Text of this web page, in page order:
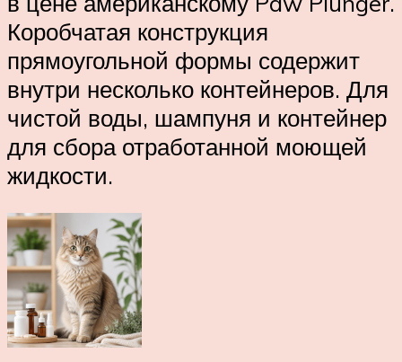
Коробчатая конструкция
прямоугольной формы содержит
внутри несколько контейнеров. Для
чистой воды, шампуня и контейнер
для сбора отработанной моющей
жидкости.